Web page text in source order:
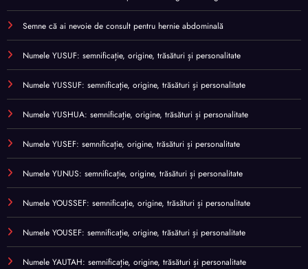
Semne că ai nevoie de consult pentru hernie abdominală
Numele YUSUF: semnificație, origine, trăsături și personalitate
Numele YUSSUF: semnificație, origine, trăsături și personalitate
Numele YUSHUA: semnificație, origine, trăsături și personalitate
Numele YUSEF: semnificație, origine, trăsături și personalitate
Numele YUNUS: semnificație, origine, trăsături și personalitate
Numele YOUSSEF: semnificație, origine, trăsături și personalitate
Numele YOUSEF: semnificație, origine, trăsături și personalitate
Numele YAUTAH: semnificație, origine, trăsături și personalitate